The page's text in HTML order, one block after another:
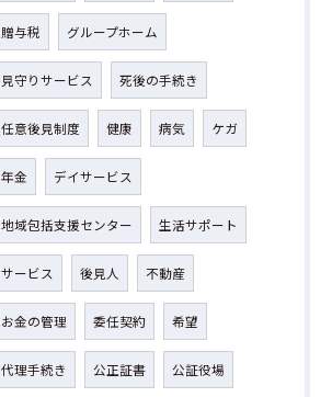
贈与税 グループホーム
見守りサービス 死後の手続き
任意後見制度 健康 病気 ケガ
年金 デイサービス
地域包括支援センター 生活サポート
サービス 後見人 不動産
お金の管理 委任契約 希望
代理手続き 公正証書 公証役場